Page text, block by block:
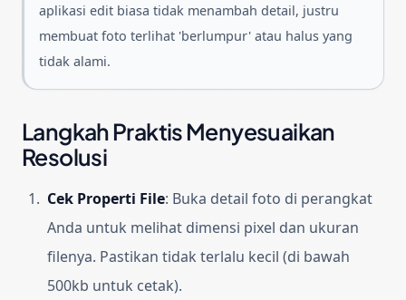
aplikasi edit biasa tidak menambah detail, justru
membuat foto terlihat 'berlumpur' atau halus yang
tidak alami.
Langkah Praktis Menyesuaikan
Resolusi
Cek Properti File: Buka detail foto di perangkat
Anda untuk melihat dimensi pixel dan ukuran
filenya. Pastikan tidak terlalu kecil (di bawah
500kb untuk cetak).